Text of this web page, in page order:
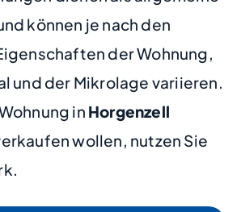
können je nach den
der Wohnung,
und der Mikrolage variieren.
in Horgenzell
wollen, nutzen Sie